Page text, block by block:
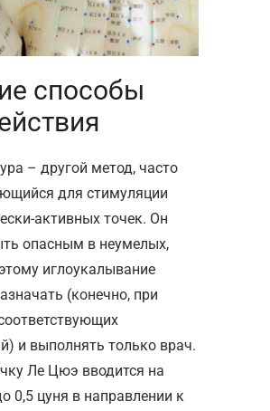
способы
– другой метод, часто
для стимуляции
активных точек. Он
опасным в неумелых,
иглоукалывание
(конечно, при
и выполнять только врач.
Ле Цюэ вводится на
0,5 цуня в направлении к